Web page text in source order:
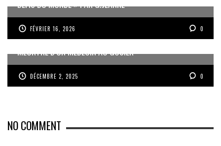
DÉFIS DU MONDE » PAR G.JEANNE
FÉVRIER 16, 2026 0
MEURTRE D’UN MÉDECIN AU GOSIER
DÉCEMBRE 2, 2025 0
NO COMMENT